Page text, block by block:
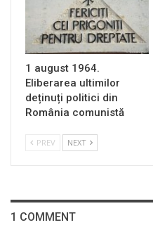
1 august 1964.
Eliberarea ultimilor
deținuți politici din
România comunistă
PREV NEXT
1 COMMENT